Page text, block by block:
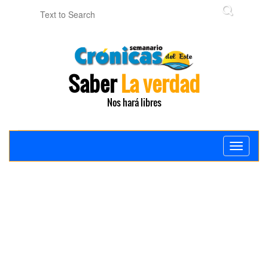
SaberLa verdad
Nos hará libres
Toggle